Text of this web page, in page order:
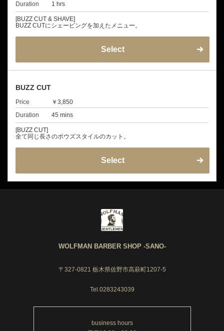
Duration
1 hrs
[BUZZ CUT & SHAVE]
BUZZ CUTにシェービングを加えたメニュー。
Select
BUZZ CUT
Price
￥3,850
Duration
45 mins
[BUZZ CUT]
全て同じ長さのボウズスタイルのカット。
Select
WOLFMAN BARBER SHOP -SANO-
〒327-0821 栃木県佐野市高萩町1207-5
Tel.0283243039
business hours